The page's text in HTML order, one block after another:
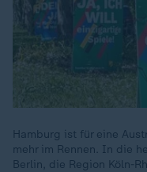
Hamburg ist für eine
mehr im Rennen. In die
Berlin, die Region Köln-